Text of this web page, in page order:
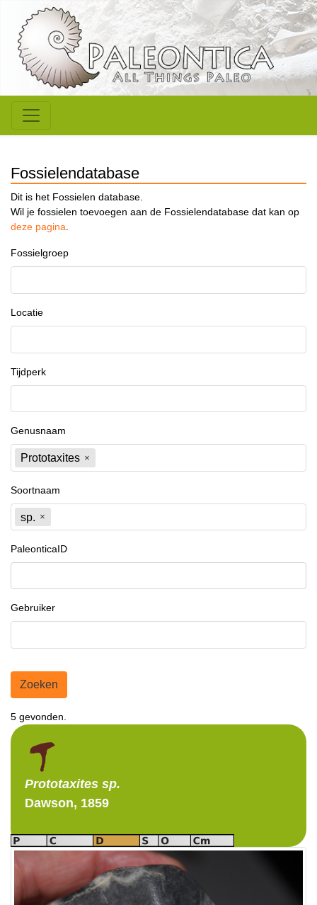
Fossielendatabase
Dit is het Fossielen database.
Wil je fossielen toevoegen aan de Fossielendatabase dat kan op
deze pagina.
Fossielgroep
Locatie
Tijdperk
Genusnaam
Prototaxites
Soortnaam
sp.
PaleonticaID
Gebruiker
Zoeken
5 gevonden.
Prototaxites sp.
Dawson, 1859